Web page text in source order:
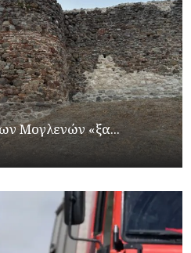
Μογλενών «ξα...